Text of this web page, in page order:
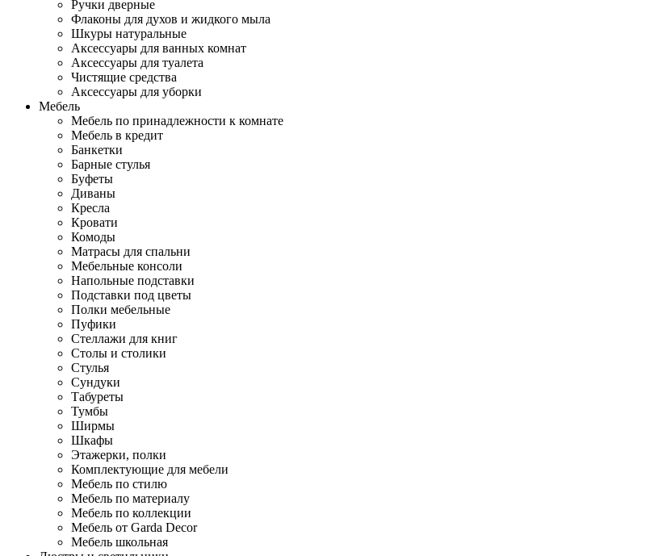
Ручки дверные
Флаконы для духов и жидкого мыла
Шкуры натуральные
Аксессуары для ванных комнат
Аксессуары для туалета
Чистящие средства
Аксессуары для уборки
Мебель
Мебель по принадлежности к комнате
Мебель в кредит
Банкетки
Барные стулья
Буфеты
Диваны
Кресла
Кровати
Комоды
Матрасы для спальни
Мебельные консоли
Напольные подставки
Подставки под цветы
Полки мебельные
Пуфики
Стеллажи для книг
Столы и столики
Стулья
Сундуки
Табуреты
Тумбы
Ширмы
Шкафы
Этажерки, полки
Комплектующие для мебели
Мебель по стилю
Мебель по материалу
Мебель по коллекции
Мебель от Garda Decor
Мебель школьная